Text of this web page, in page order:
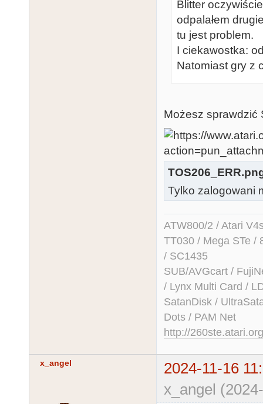
Blitter
odpalałem
tu jest problem.
I ciekawostka:
Natomiast gry z
Możesz sprawdzić
Tylko zalogowani
ATW800/2 / Atari
TT030 / Mega STe /
/ SC1435
SUB/AVGcart /
/ Lynx Multi Card /
SatanDisk /
Dots / PAM Net
http://260ste.atari.org
x_angel
2024-11-16
x_angel